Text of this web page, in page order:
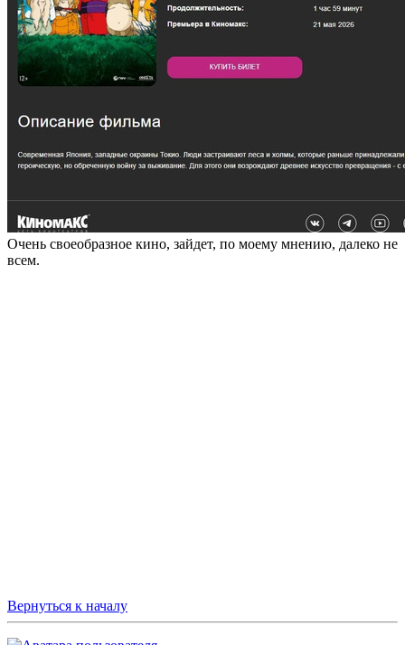
Очень своеобразное кино, зайдет, по моему мнению, далеко не
всем.
Вернуться к началу